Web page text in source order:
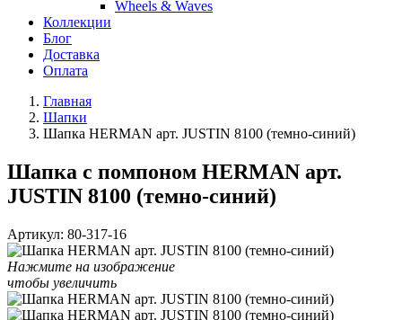
Wheels & Waves
Коллекции
Блог
Доставка
Оплата
Главная
Шапки
Шапка HERMAN арт. JUSTIN 8100 (темно-синий)
Шапка с помпоном HERMAN арт.
JUSTIN 8100 (темно-синий)
Артикул: 80-317-16
Нажмите на изображение
чтобы увеличить